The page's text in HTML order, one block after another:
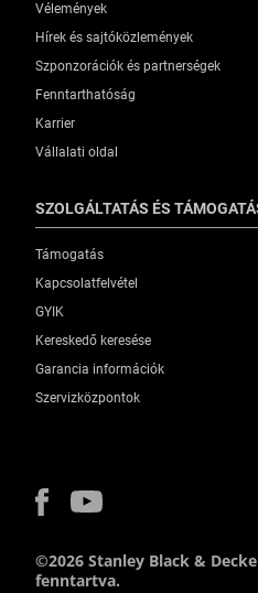
Vélemények
Hírek és sajtóközlemények
Szponzorációk és partnerségek
Fenntarthatóság
Karrier
Vállalati oldal
SZOLGÁLTATÁS ÉS
Támogatás
Kapcsolatfelvétel
GYIK
Kereskedő keresése
Garancia információk
Szervizközpontok
©2026 Stanley Black &
fenntartva.